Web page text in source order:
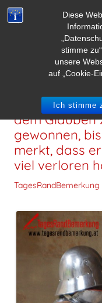
Diese
stimme
unsere
auf „Cookie-
Ich stimme
Manchmal ist
dem Glauben
gewonnen,
merkt, dass
viel verloren
TagesRandBemerkung